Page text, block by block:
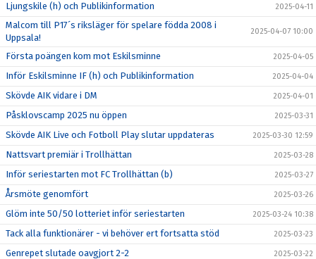
Ljungskile (h) och Publikinformation 2025-04-11
Malcom till P17´s riksläger för spelare födda 2008 i
Uppsala!
2025-04-07 10:00
Första poängen kom mot Eskilsminne 2025-04-05
Inför Eskilsminne IF (h) och Publikinformation 2025-04-04
Skövde AIK vidare i DM 2025-04-01
Påsklovscamp 2025 nu öppen 2025-03-31
Skövde AIK Live och Fotboll Play slutar uppdateras 2025-03-30 12:59
Nattsvart premiär i Trollhättan 2025-03-28
Inför seriestarten mot FC Trollhättan (b) 2025-03-27
Årsmöte genomfört 2025-03-26
Glöm inte 50/50 lotteriet inför seriestarten 2025-03-24 10:38
Tack alla funktionärer - vi behöver ert fortsatta stöd 2025-03-23
Genrepet slutade oavgjort 2-2 2025-03-22